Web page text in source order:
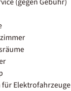
Elektrofahrzeuge